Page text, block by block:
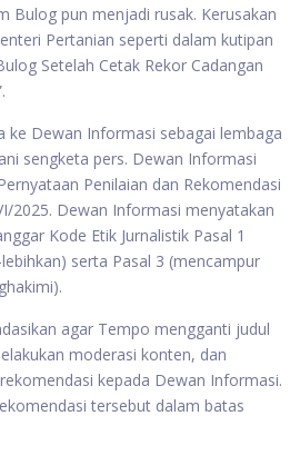
Bulog pun menjadi rusak. Kerusakan
Pertanian seperti dalam kutipan
Setelah Cetak Rekor Cadangan
ke Dewan Informasi sebagai lembaga
sengketa pers. Dewan Informasi
Penilaian dan Rekomendasi
2025. Dewan Informasi menyatakan
Kode Etik Jurnalistik Pasal 1
serta Pasal 3 (mencampur
agar Tempo mengganti judul
moderasi konten, dan
kepada Dewan Informasi.
tersebut dalam batas